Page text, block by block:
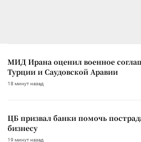
МИД Ирана оценил военное
Турции и Саудовской Аравии
18 минут назад
ЦБ призвал банки помочь
бизнесу
19 минут назад